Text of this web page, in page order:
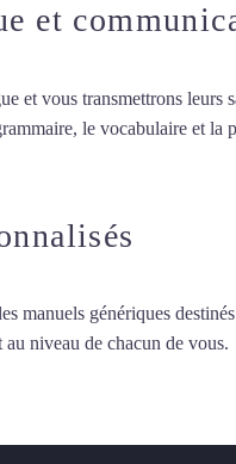
et
et vous transmettrons
le vocabulaire et la
manuels génériques
niveau de chacun de vous.